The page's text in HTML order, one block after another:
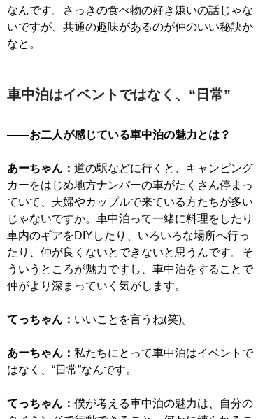
なんです。さっきの食べ物の好き嫌いの話じゃな
いですが、共通の趣味があるのが仲のいい秘訣か
なと。
車中泊はイベントではなく、“日常”
――お二人が感じている車中泊の魅力とは？
あーちゃん： 道の駅などに行くと、キャンピング
カーをはじめ地方ナンバーの車がたくさん停まっ
ていて、夫婦やカップルで来ている方たちが多い
じゃないですか。車中泊って一緒に料理をしたり
車内のギアをDIYしたり、いろいろな場所へ行っ
たり、仲が良くないとできないと思うんです。そ
ういうところが魅力ですし、車中泊をすることで
仲がより深まっていく気がします。
てっちゃん： いいことを言うね(笑)。
あーちゃん： 私たちにとって車中泊はイベントで
はなく、“日常”なんです。
てっちゃん： 僕が考える車中泊の魅力は、自分の